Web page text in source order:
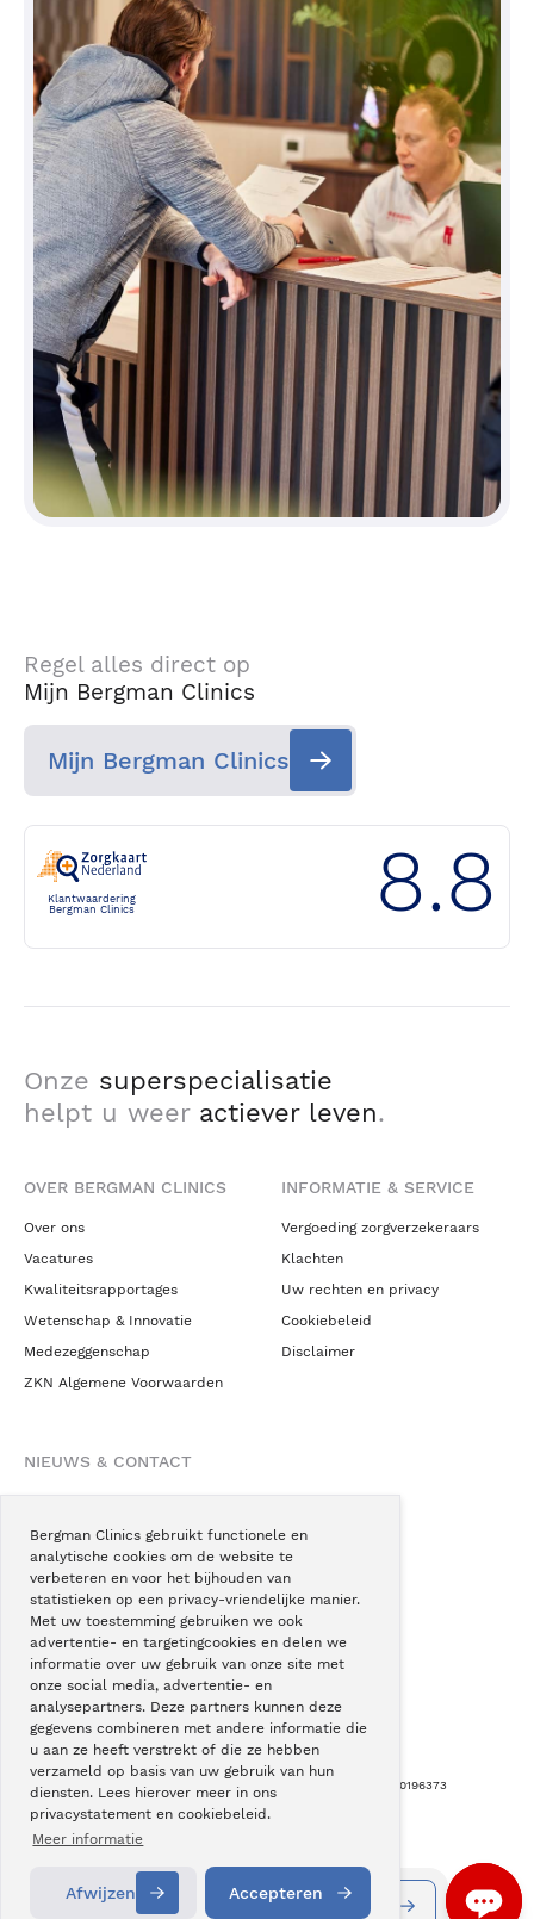
Bergman Clinics gebruikt functionele en
analytische cookies om de website te
verbeteren en voor het bijhouden van
statistieken op een privacy-vriendelijke manier.
Met uw toestemming gebruiken we ook
advertentie- en targetingcookies en delen we
informatie over uw gebruik van onze site met
onze social media, advertentie- en
analysepartners. Deze partners kunnen deze
gegevens combineren met andere informatie die
u aan ze heeft verstrekt of die ze hebben
verzameld op basis van uw gebruik van hun
diensten. Lees hierover meer in ons
privacystatement en cookiebeleid.
Meer informatie
Afwijzen Accepteren
Regel alles direct op
Mijn Bergman Clinics
Mijn Bergman Clinics
Klantwaardering
Bergman Clinics
8.8
Onze superspecialisatie
helpt u weer actiever leven.
OVER BERGMAN CLINICS
Over ons
Vacatures
Kwaliteitsrapportages
Wetenschap & Innovatie
Medezeggenschap
ZKN Algemene Voorwaarden
INFORMATIE & SERVICE
Vergoeding zorgverzekeraars
Klachten
Uw rechten en privacy
Cookiebeleid
Disclaimer
NIEUWS & CONTACT
Blogs
Podcast
Pressroom
Instagram
Facebook
LinkedIn
Copyright © Bergman Clinics 2026 KVK nummer: 30196373
Alle behandelingen